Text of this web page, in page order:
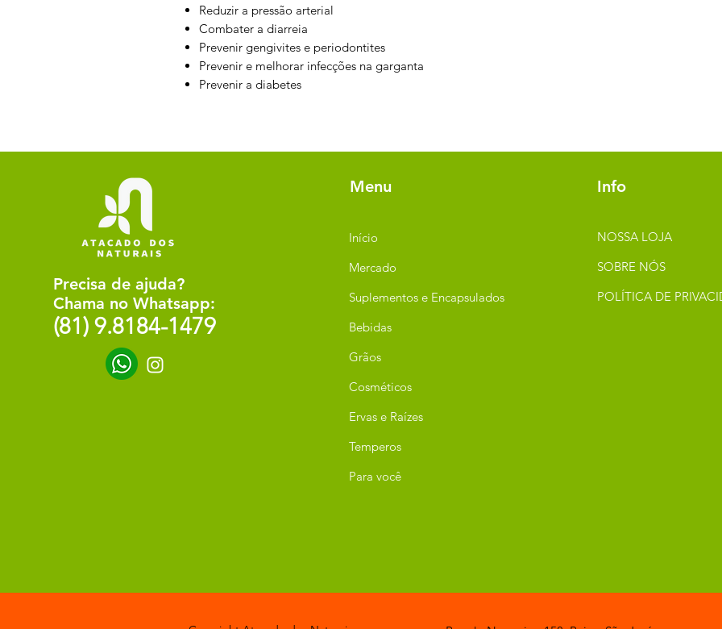
Reduzir a pressão arterial
Combater a diarreia
Prevenir gengivites e periodontites
Prevenir e melhorar infecções na garganta
Prevenir a diabetes
Precisa de ajuda?
Chama no Whatsapp:
(81) 9.8184-1479
Menu
Início
Mercado
Suplementos e Encapsulados
Bebidas
Grãos
Cosméticos
Ervas e Raízes
Temperos
Para você
Info
NOSSA LOJA
SOBRE NÓS
POLÍTICA DE